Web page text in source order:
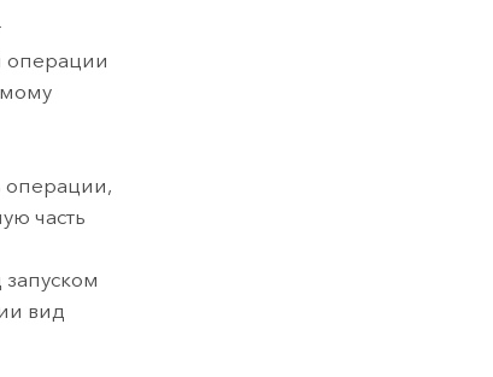
операции
операции,
часть
вид